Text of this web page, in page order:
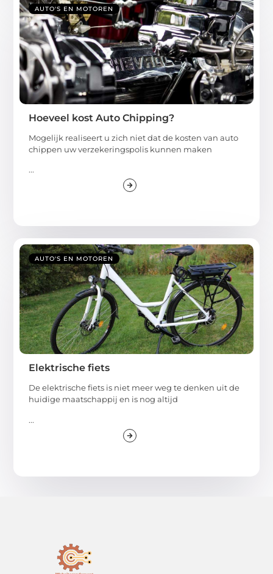
AUTO'S EN MOTOREN
Hoeveel kost Auto Chipping?
Mogelijk realiseert u zich niet dat de kosten van auto
chippen uw verzekeringspolis kunnen maken
...
AUTO'S EN MOTOREN
Elektrische fiets
De elektrische fiets is niet meer weg te denken uit de
huidige maatschappij en is nog altijd
...